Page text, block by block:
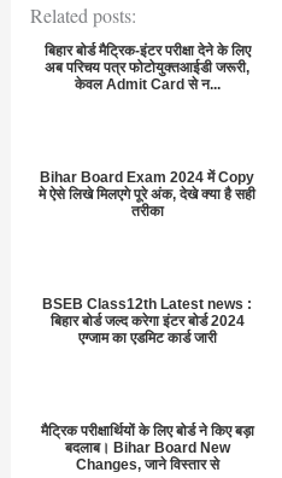
Related posts:
बिहार बोर्ड मैट्रिक-इंटर परीक्षा देने के लिए
अब परिचय पत्र फोटोयुक्तआईडी जरूरी,
केवल Admit Card से न...
Bihar Board Exam 2024 में Copy
मे ऐसे लिखे मिलएगे पूरे अंक, देखे क्या है सही
तरीका
BSEB Class12th Latest news :
बिहार बोर्ड जल्द करेगा इंटर बोर्ड 2024
एग्जाम का एडमिट कार्ड जारी
मैट्रिक परीक्षार्थियों के लिए बोर्ड ने किए बड़ा
बदलाब। Bihar Board New
Changes, जाने विस्तार से